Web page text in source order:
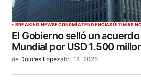
BREAKING NEWSECONOMÍATENDENCIASÚLTIMAS
El Gobierno selló un
Mundial por USD 1.500
de Dolores Lopezabril 14, 2025